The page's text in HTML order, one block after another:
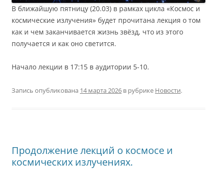
В ближайшую пятницу (20.03) в рамках цикла «Космос и
космические излучения» будет прочитана лекция о том
как и чем заканчивается жизнь звёзд, что из этого
получается и как оно светится.
Начало лекции в 17:15 в аудитории 5-10.
Запись опубликована 14 марта 2026 в рубрике Новости.
Продолжение лекций о космосе и
космических излучениях.